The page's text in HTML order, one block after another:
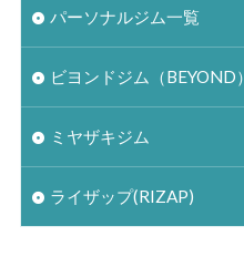
パーソナルジム一覧
ビヨンドジム（BEYOND）
ミヤザキジム
ライザップ(RIZAP)